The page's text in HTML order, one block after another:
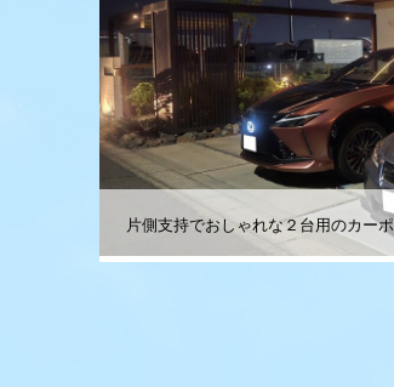
片側支持でおしゃれな２台用のカー